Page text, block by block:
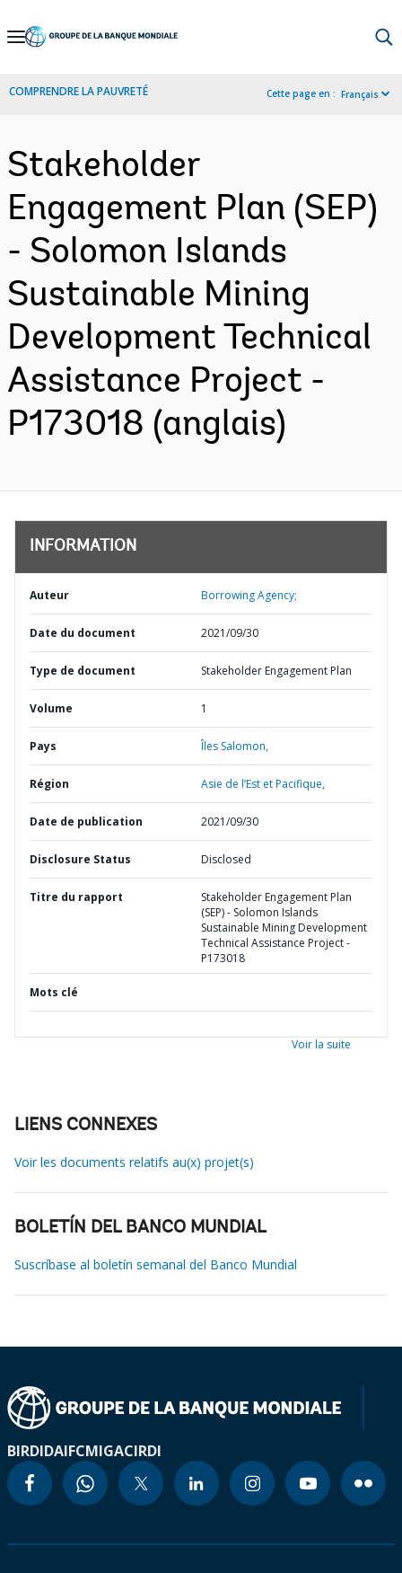
Skip
Navigation
COMPRENDRE LA PAUVRETÉ Cette page en : Français
Stakeholder
Engagement Plan (SEP)
- Solomon Islands
Sustainable Mining
Development Technical
Assistance Project -
P173018 (anglais)
INFORMATION
Auteur Borrowing Agency;
Date du document 2021/09/30
Type de document Stakeholder Engagement Plan
Volume 1
Pays Îles Salomon,
Région Asie de l’Est et Pacifique,
Date de publication 2021/09/30
Disclosure Status Disclosed
Titre du rapport
Stakeholder Engagement Plan
(SEP) - Solomon Islands
Sustainable Mining Development
Technical Assistance Project -
P173018
Mots clé
Voir la suite
LIENS CONNEXES
Voir les documents relatifs au(x) projet(s)
BOLETÍN DEL BANCO MUNDIAL
Suscríbase al boletín semanal del Banco Mundial
BIRDIDAIFCMIGACIRDI